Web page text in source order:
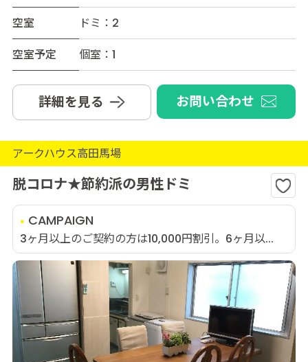
空室
ドミ：2
空室予定
個室：1
詳細を見る お問い合わせ
アークハウス高田馬場
脱コロナ★節約派の男性ドミ
CAMPAIGN
3ヶ月以上のご契約の方は10,000円割引。6ヶ月以...